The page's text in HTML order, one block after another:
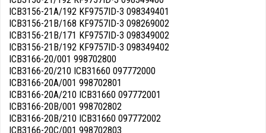
ICB3156-21A/192 KF9757ID-3 098349401
ICB3156-21B/168 KF9757ID-3 098269002
ICB3156-21B/171 KF9757ID-3 098349002
ICB3156-21B/192 KF9757ID-3 098349402
ICB3166-20/001 998702800
ICB3166-20/210 ICB31660 097772000
ICB3166-20A/001 998702801
ICB3166-20A/210 ICB31660 097772001
ICB3166-20B/001 998702802
ICB3166-20B/210 ICB31660 097772002
ICB3166-20C/001 998702803